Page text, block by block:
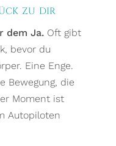
zu dir
dem Ja.Oft gibt
bevor du
Eine Enge.
Bewegung, die
Moment ist
Autopiloten